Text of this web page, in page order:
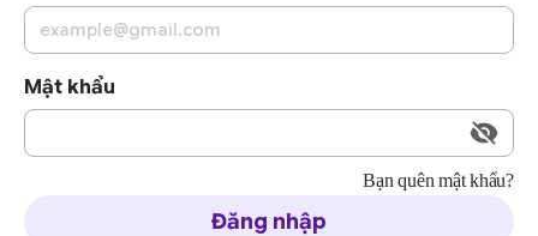
Mật khẩu
Bạn quên mật khẩu?
Đăng nhập